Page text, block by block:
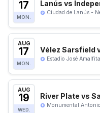
17
MON.
Lanús vs
Ciudad de Lanús -
AUG
17
MON.
Vélez Sarsfield
Estadio José
AUG
19
WED.
River Plate vs
Monumental